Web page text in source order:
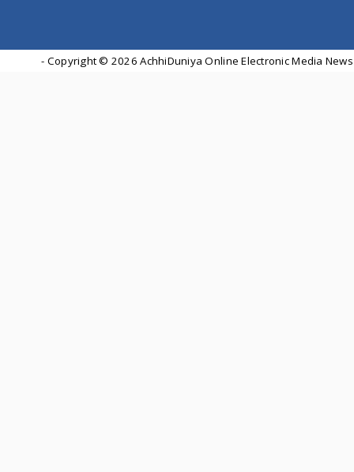
- Copyright © 2026 AchhiDuniya Online Electronic Media